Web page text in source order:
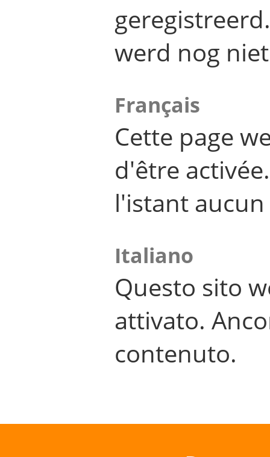
werd nog
Français
Cette page
d'être
l'istant
Italiano
Questo sito
attivato.
contenuto.